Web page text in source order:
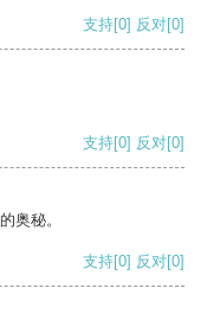
支持[0] 反对[0]
支持[0] 反对[0]
奥秘。
支持[0] 反对[0]